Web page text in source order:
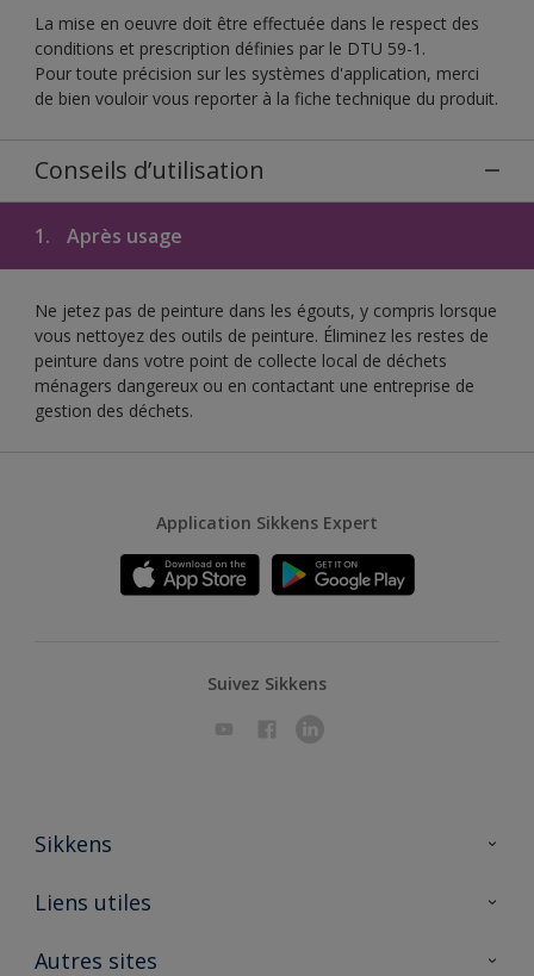
La mise en oeuvre doit être effectuée dans le respect des
conditions et prescription définies par le DTU 59-1.
Pour toute précision sur les systèmes d'application, merci
de bien vouloir vous reporter à la fiche technique du produit.
Conseils d’utilisation
1. Après usage
Ne jetez pas de peinture dans les égouts, y compris lorsque
vous nettoyez des outils de peinture. Éliminez les restes de
peinture dans votre point de collecte local de déchets
ménagers dangereux ou en contactant une entreprise de
gestion des déchets.
Application Sikkens Expert
Suivez Sikkens
Sikkens
A propos de Sikkens
Liens utiles
Ouvrir un magasin PASS
Autres sites